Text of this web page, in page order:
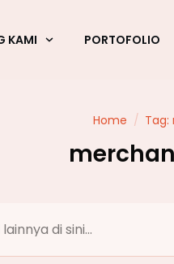
KAMI PORTOFOLIO
Home /